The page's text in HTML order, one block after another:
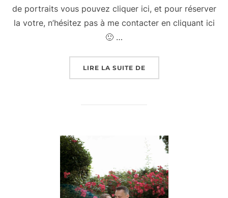
de portraits vous pouvez cliquer ici, et pour réserver
la votre, n’hésitez pas à me contacter en cliquant ici
🙂 …
LIRE LA SUITE DE« STUDIO EN